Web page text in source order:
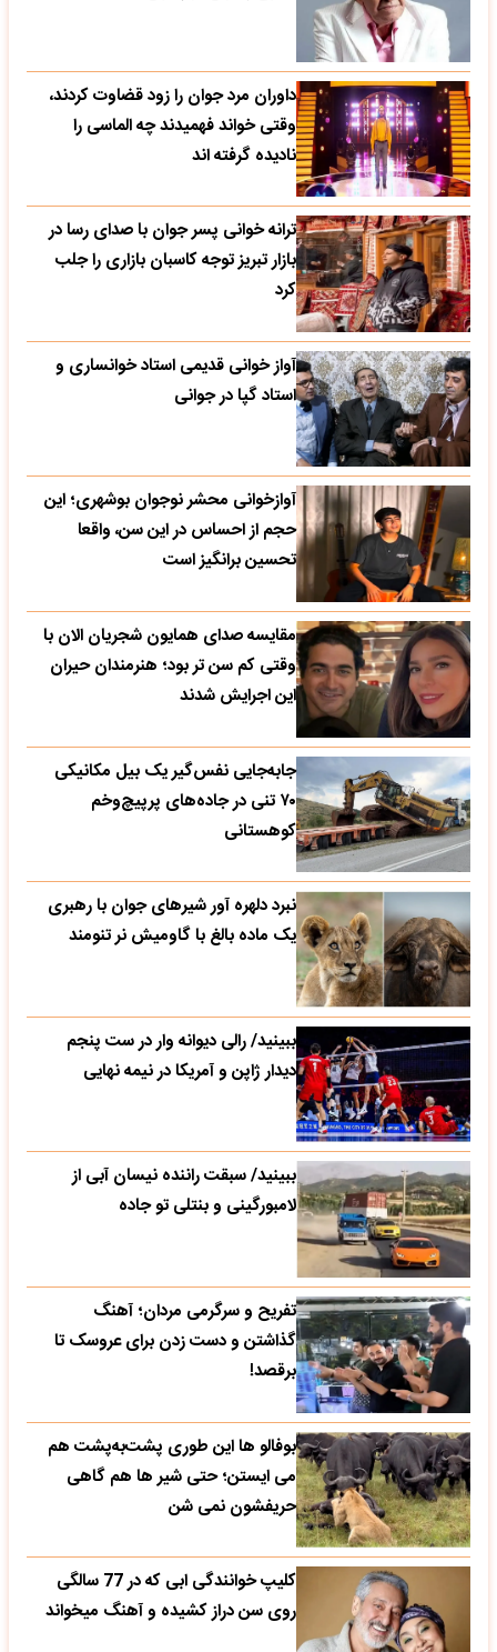
داوران مرد جوان را زود قضاوت کردند،
وقتی خواند فهمیدند چه الماسی را
نادیده گرفته اند
ترانه خوانی پسر جوان با صدای رسا در
بازار تبریز توجه کاسبان بازاری را جلب
کرد
آواز خوانی قدیمی استاد خوانساری و
استاد گپا در جوانی
آوازخوانی محشر نوجوان بوشهری؛ این
حجم از احساس در این سن، واقعا
تحسین‌ برانگیز است
مقایسه صدای همایون شجریان الان با
وقتی کم سن تر بود؛ هنرمندان حیران
این اجرایش شدند
جابه‌جایی نفس‌گیر یک بیل مکانیکی
۷۰ تنی در جاده‌های پرپیچ‌وخم
کوهستانی
نبرد دلهره آور شیرهای جوان با رهبری
یک ماده بالغ با گاومیش نر تنومند
ببینید/ رالی دیوانه وار در ست پنجم
دیدار ژاپن و آمریکا در نیمه نهایی
ببینید/ سبقت راننده نیسان آبی از
لامبورگینی و بنتلی تو جاده
تفریح و سرگرمی مردان؛ آهنگ
گذاشتن و دست زدن برای عروسک تا
برقصد!
بوفالو ها این‌ طوری پشت‌به‌پشت هم
می‌ ایستن؛ حتی شیر ها هم گاهی
حریفشون نمی‌ شن
کلیپ خوانندگی ابی که در 77 سالگی
روی سن دراز کشیده و آهنگ میخواند